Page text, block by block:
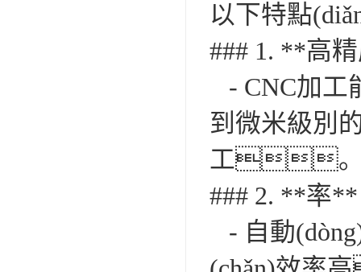
以下特點
### 1. **高
- CNC加
到微米級別
工
### 2. **率**
- 自動